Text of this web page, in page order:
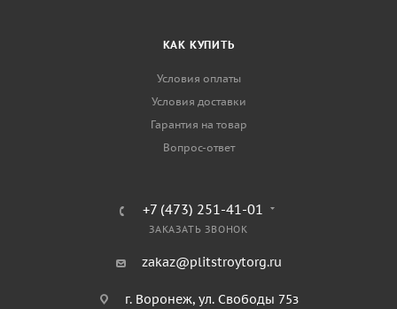
КАК КУПИТЬ
Условия оплаты
Условия доставки
Гарантия на товар
Вопрос-ответ
+7 (473) 251-41-01
ЗАКАЗАТЬ ЗВОНОК
zakaz@plitstroytorg.ru
г. Воронеж, ул. Свободы 75з